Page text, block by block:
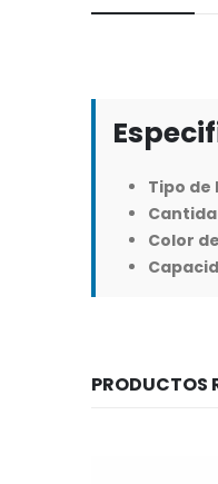
Tipo de
Color
PRODUCTOS